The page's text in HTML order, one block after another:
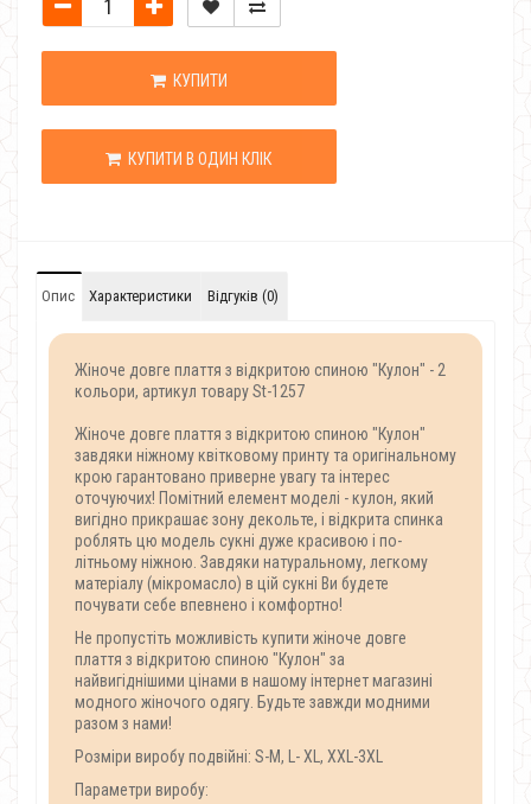
КУПИТИ
КУПИТИ В ОДИН КЛІК
Опис Характеристики Відгуків (0)
Жіноче довге плаття з відкритою спиною "Кулон" - 2
кольори, артикул товару St-1257
Жіноче довге плаття з відкритою спиною "Кулон"
завдяки ніжному квітковому принту та оригінальному
крою гарантовано приверне увагу та інтерес
оточуючих! Помітний елемент моделі - кулон, який
вигідно прикрашає зону декольте, і відкрита спинка
роблять цю модель сукні дуже красивою і по-
літньому ніжною. Завдяки натуральному, легкому
матеріалу (мікромасло) в цій сукні Ви будете
почувати себе впевнено і комфортно!
Не пропустіть можливість купити жіноче довге
плаття з відкритою спиною "Кулон" за
найвигіднішими цінами в нашому інтернет магазині
модного жіночого одягу. Будьте завжди модними
разом з нами!
Розміри виробу подвійні: S-M, L- XL, XXL-3XL
Параметри виробу: